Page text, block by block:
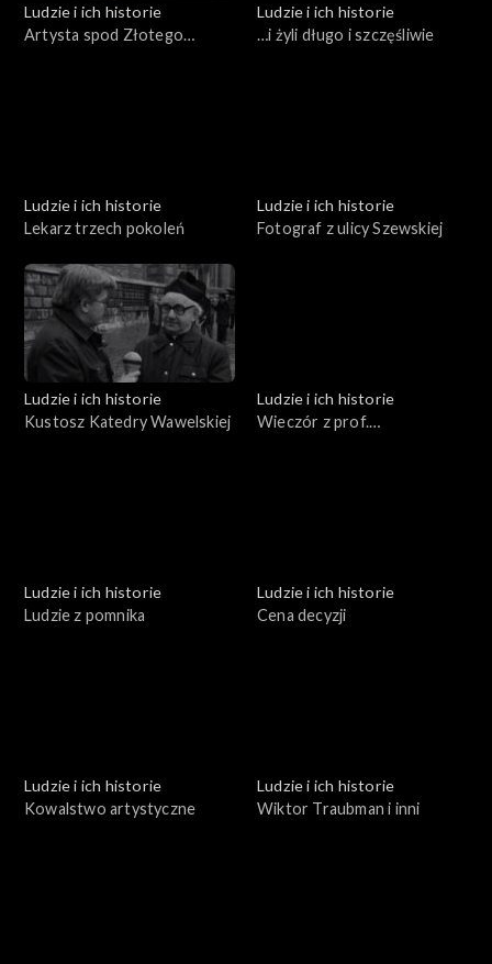
Ludzie i ich historie
Artysta spod Złotego
Ludzie i ich historie
…i żyli długo i szczęśliwie
Ludzie i ich historie
Lekarz trzech pokoleń
Ludzie i ich historie
Fotograf z ulicy Szewskiej
Ludzie i ich historie
Kustosz Katedry Wawelskiej
Ludzie i ich historie
Wieczór z prof.
Ludzie i ich historie
Ludzie z pomnika
Ludzie i ich historie
Cena decyzji
Ludzie i ich historie
Kowalstwo artystyczne
Ludzie i ich historie
Wiktor Traubman i inni